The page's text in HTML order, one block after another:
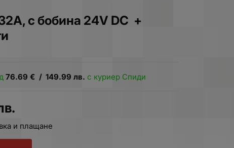
с бобина 24V DC +
76.69 € / 149.99 лв. с куриер Спиди
и плащане